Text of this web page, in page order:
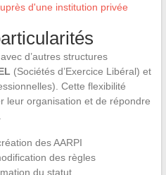
d'une institution privée
d’autres structures
(Sociétés d’Exercice Libéral) et
Cette flexibilité
leur organisation et de répondre
des AARPI
des règles
du statut